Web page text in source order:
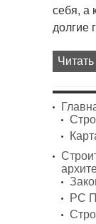
себя, а
долгие
PC